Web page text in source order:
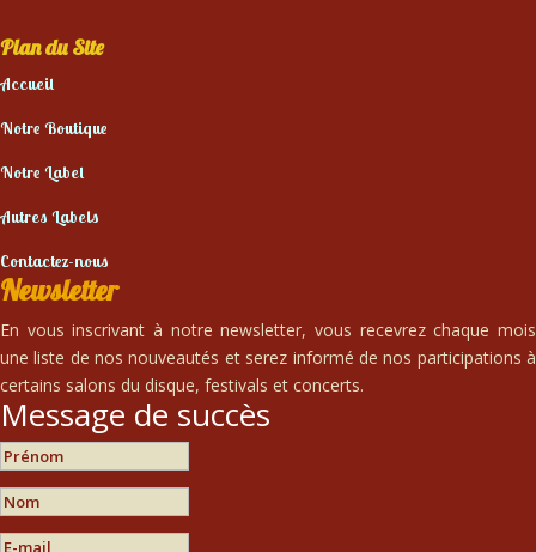
Plan du Site
Accueil
Notre Boutique
Notre Label
Autres Labels
Contactez-nous
Newsletter
En vous inscrivant à notre newsletter, vous recevrez chaque mois
une liste de nos nouveautés et serez informé de nos participations à
certains salons du disque, festivals et concerts.
Message de succès